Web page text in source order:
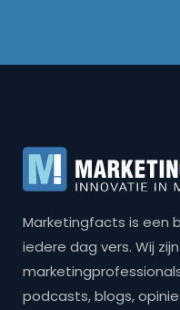
Marketingfacts is een
iedere dag vers. Wij
podcasts, blogs,